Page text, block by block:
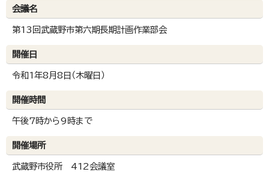
会議名
第13回武蔵野市第六期長期計画作業部会
開催日
令和1年8月8日（木曜日）
開催時間
午後7時から9時まで
開催場所
武蔵野市役所 412会議室